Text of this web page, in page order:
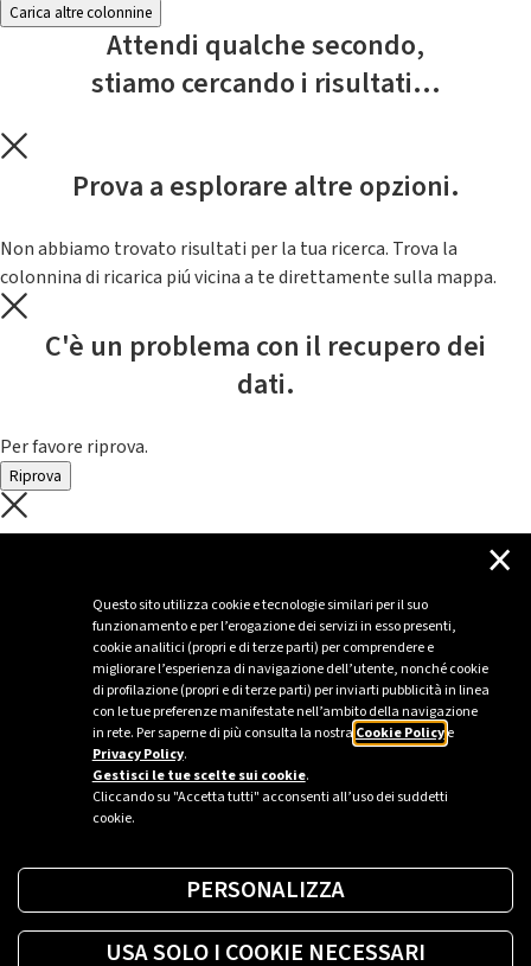
Questo sito utilizza cookie e tecnologie similari per il suo
funzionamento e per l’erogazione dei servizi in esso presenti,
cookie analitici (propri e di terze parti) per comprendere e
migliorare l’esperienza di navigazione dell’utente, nonché cookie
di profilazione (propri e di terze parti) per inviarti pubblicità in linea
con le tue preferenze manifestate nell’ambito della navigazione
in rete. Per saperne di più consulta la nostra Cookie Policye
Privacy Policy.
Gestisci le tue scelte sui cookie.
Cliccando su "Accetta tutti" acconsenti all’uso dei suddetti
cookie.
×
PERSONALIZZA
USA SOLO I COOKIE NECESSARI
Carica altre colonnine
Attendi qualche secondo,
stiamo cercando i risultati...
Prova a esplorare altre opzioni.
Non abbiamo trovato risultati per la tua ricerca. Trova la
colonnina di ricarica piú vicina a te direttamente sulla mappa.
C'è un problema con il recupero dei
dati.
Per favore riprova.
Riprova
C'è un problema con il recupero dei
Per favore riprova piú tardi
Sei un’azienda o una PA?
Trova la soluzione più giusta per te.
Richiedi una colonnina